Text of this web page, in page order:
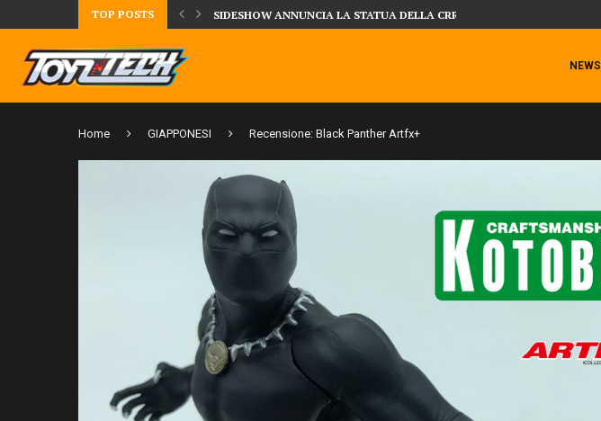
TOP POSTS
DELLA CRRATURA DELLA LAGUNA...DAL MONDO DEGLI X-MEN ARRIVA TEMPESTA TARGATA SIDESHOW!
NEWS
Home GIAPPONESI Recensione: Black Panther Artfx+